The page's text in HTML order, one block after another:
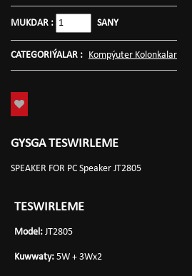
MUKDAR : SANY
CATEGORIÝALAR : Kompýuter Kolonkalar
GYSGA TESWIRLEME
SPEAKER FOR PC Speaker JT2805
TESWIRLEME
Model: JT2805
Kuwwaty: 5W + 3Wx2